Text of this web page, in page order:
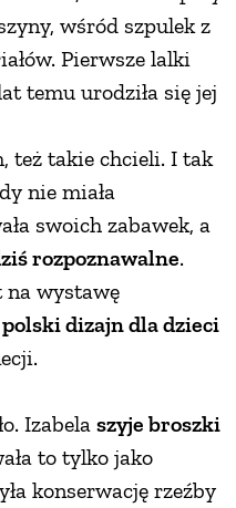
wśród szpulek z
Pierwsze lalki
temu urodziła się jej
też takie chcieli. I tak
nie miała
swoich zabawek, a
rozpoznawalne.
na wystawę
polski dizajn dla dzieci
Izabela szyje broszki
to tylko jako
konserwację rzeźby